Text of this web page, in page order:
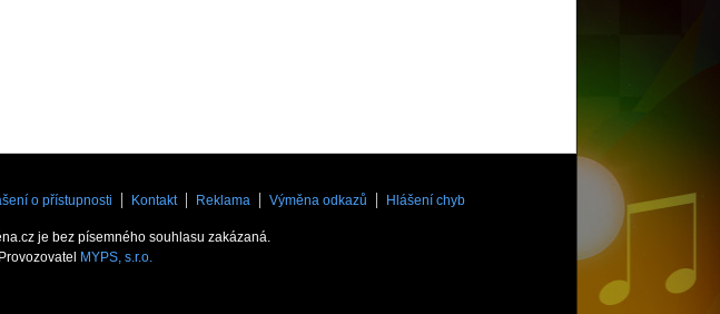
o přístupnosti Kontakt Reklama Výměna odkazů Hlášení chyb
je bez písemného souhlasu zakázaná.
MYPS, s.r.o.